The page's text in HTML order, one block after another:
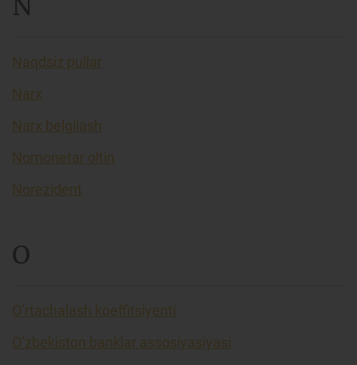
N
Naqdsiz pullar
Narx
Narx belgilash
Nomonetar oltin
Norezident
O
O’rtachalash koeffitsiyenti
O’zbekiston banklar assosiyasiyasi